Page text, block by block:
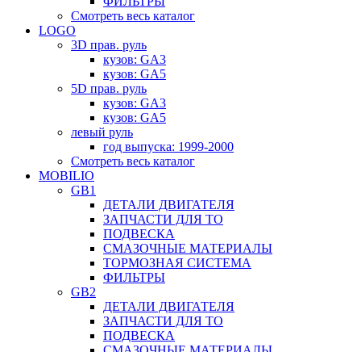
Смотреть весь каталог
LOGO
3D прав. руль
кузов: GA3
кузов: GA5
5D прав. руль
кузов: GA3
кузов: GA5
левый руль
год выпуска: 1999-2000
Смотреть весь каталог
MOBILIO
GB1
ДЕТАЛИ ДВИГАТЕЛЯ
ЗАПЧАСТИ ДЛЯ ТО
ПОДВЕСКА
СМАЗОЧНЫЕ МАТЕРИАЛЫ
ТОРМОЗНАЯ СИСТЕМА
ФИЛЬТРЫ
GB2
ДЕТАЛИ ДВИГАТЕЛЯ
ЗАПЧАСТИ ДЛЯ ТО
ПОДВЕСКА